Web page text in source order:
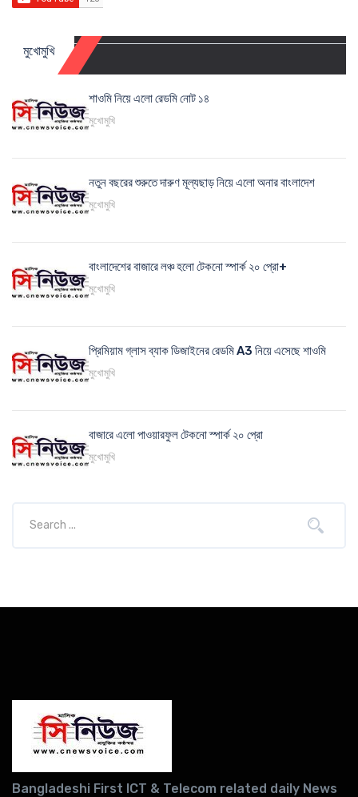
মুখোমুখি
শাওমি নিয়ে এলো রেডমি নোট ১৪
মুখোমুখি
নতুন বছরের শুরুতে দারুণ মূল্যছাড় নিয়ে এলো অনার বাংলাদেশ
মুখোমুখি
বাংলাদেশের বাজারে লঞ্চ হলো টেকনো স্পার্ক ২০ প্রো+
মুখোমুখি
প্রিমিয়াম গ্লাস ব্যাক ডিজাইনের রেডমি A3 নিয়ে এসেছে শাওমি
মুখোমুখি
বাজারে এলো পাওয়ারফুল টেকনো স্পার্ক ২০ প্রো
মুখোমুখি
Bangladeshi First ICT & Telecom related daily News